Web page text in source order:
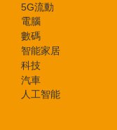
5G流動
電腦
數碼
智能家居
科技
汽車
人工智能